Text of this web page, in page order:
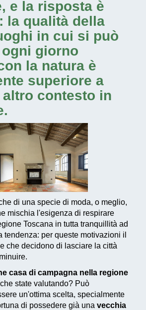
e la risposta è
la qualità della
in cui si può
giorno
la natura è
superiore a
contesto in
di una specie di moda, o meglio,
mischia l'esigenza di respirare
Toscana in tutta tranquillità ad
tendenza: per queste motivazioni il
che decidono di lasciare la città
casa di campagna nella regione
state valutando? Può
un'ottima scelta, specialmente
di possedere già una vecchia